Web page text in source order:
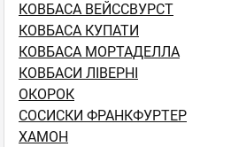
КОВБАСА ВЕЙССВУРСТ
КОВБАСА КУПАТИ
КОВБАСА МОРТАДЕЛЛА
КОВБАСИ ЛІВЕРНІ
ОКОРОК
СОСИСКИ ФРАНКФУРТЕР
ХАМОН